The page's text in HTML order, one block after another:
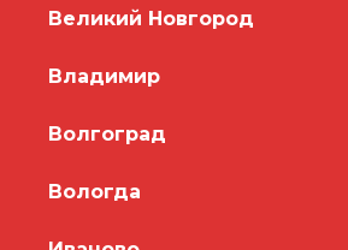
Великий Новгород
Владимир
Волгоград
Вологда